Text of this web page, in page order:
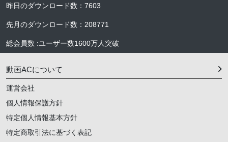
昨日のダウンロード数 ： 7603
先月のダウンロード数 ： 208771
総会員数 :ユーザー数1600万人 突破
動画ACについて
運営会社
個人情報保護方針
特定個人情報基本方針
特定商取引法に基づく表記